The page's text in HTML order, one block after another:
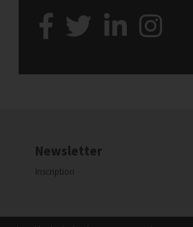
Newsletter
Inscription